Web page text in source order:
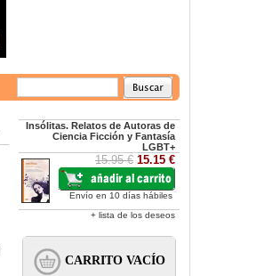
Insólitas. Relatos de Autoras de
Ciencia Ficción y Fantasía
LGBT+
15.95 € 15.15 €
Envío en 10 días hábiles
+ lista de los deseos